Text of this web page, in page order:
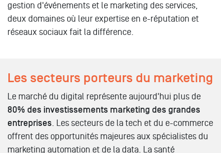
gestion d'événements et le marketing des services,
deux domaines où leur expertise en e-réputation et
réseaux sociaux fait la différence.
Les secteurs porteurs du marketing
Le marché du digital représente aujourd'hui plus de
80% des investissements marketing des grandes
entreprises. Les secteurs de la tech et du e-commerce
offrent des opportunités majeures aux spécialistes du
marketing automation et de la data. La santé